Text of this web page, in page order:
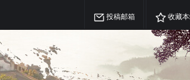
投稿邮箱 收藏